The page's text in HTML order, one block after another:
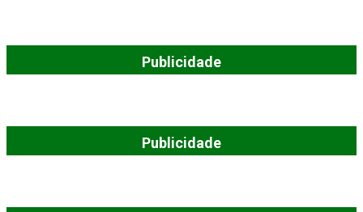
Publicidade
Publicidade